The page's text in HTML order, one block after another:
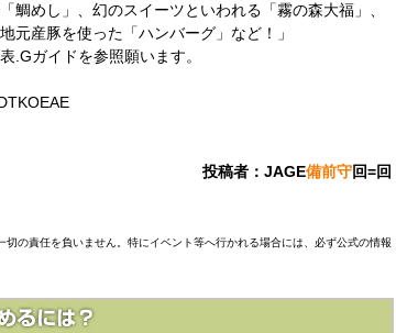
鯛めし」、幻のスイーツといわれる「霧の森大福」、
元産豚を使った「ハンバーグ」など！」
.Gガイドを参照願います。
投稿者：JAGE備前守回=回
の責任を負いません。特にイベント等へ行かれる場合には、必ず公式の情報